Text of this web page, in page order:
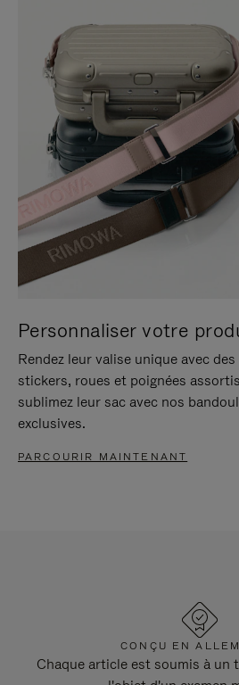
Personnaliser votre
Rendez leur valise unique avec des
stickers, roues et poignées
sublimez leur sac avec nos
exclusives.
PARCOURIR MAINTENANT
CONÇU EN
Chaque article est soumis à un